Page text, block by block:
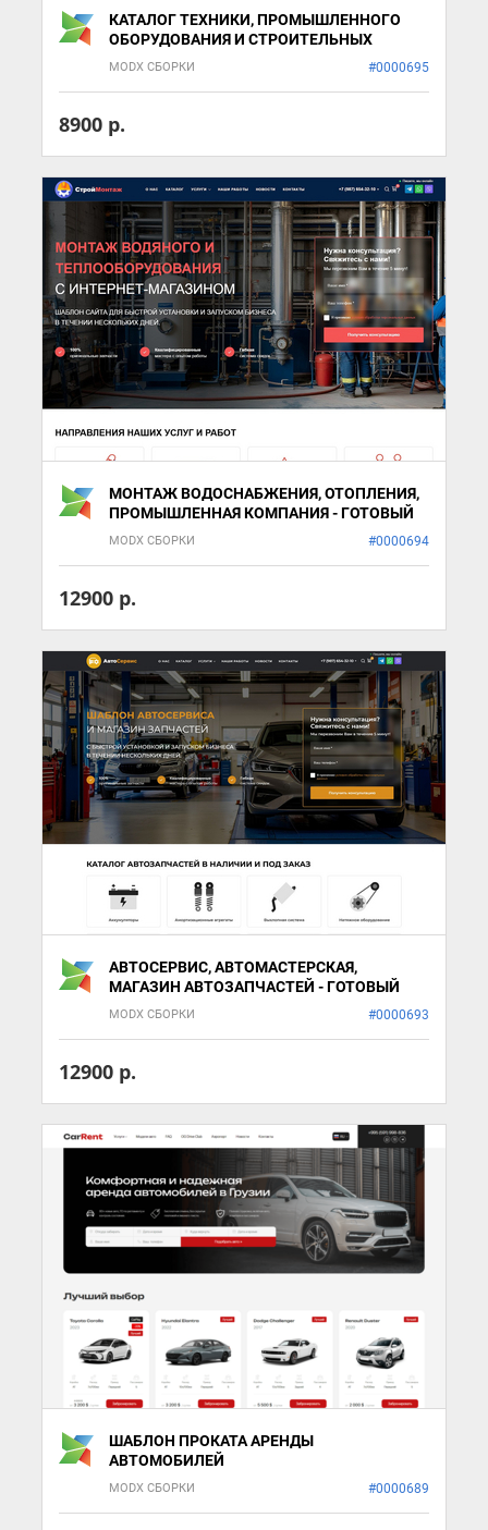
КАТАЛОГ ТЕХНИКИ, ПРОМЫШЛЕННОГО
ОБОРУДОВАНИЯ И СТРОИТЕЛЬНЫХ
РЕШЕНИЙ
MODX СБОРКИ #0000695
8900 р.
МОНТАЖ ВОДОСНАБЖЕНИЯ, ОТОПЛЕНИЯ,
ПРОМЫШЛЕННАЯ КОМПАНИЯ - ГОТОВЫЙ
ШАБЛОН САЙТА
MODX СБОРКИ #0000694
12900 р.
АВТОСЕРВИС, АВТОМАСТЕРСКАЯ,
МАГАЗИН АВТОЗАПЧАСТЕЙ - ГОТОВЫЙ
ШАБЛОН САЙТА
MODX СБОРКИ #0000693
12900 р.
ШАБЛОН ПРОКАТА АРЕНДЫ
АВТОМОБИЛЕЙ
MODX СБОРКИ #0000689